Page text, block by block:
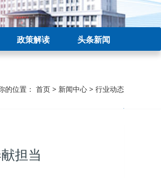
政策解读 头条新闻
的位置： 首页 > 新闻中心 > 行业动态
担当